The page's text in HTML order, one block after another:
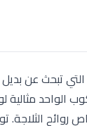
الثلاجة.